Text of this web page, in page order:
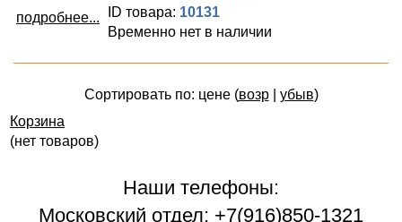
подробнее...
ID товара: 10131
Временно нет в наличии
Сортировать по: цене (возр| убыв)
Корзина
(нет товаров)
Наши телефоны:
Московский отдел: +7(916)850-1321